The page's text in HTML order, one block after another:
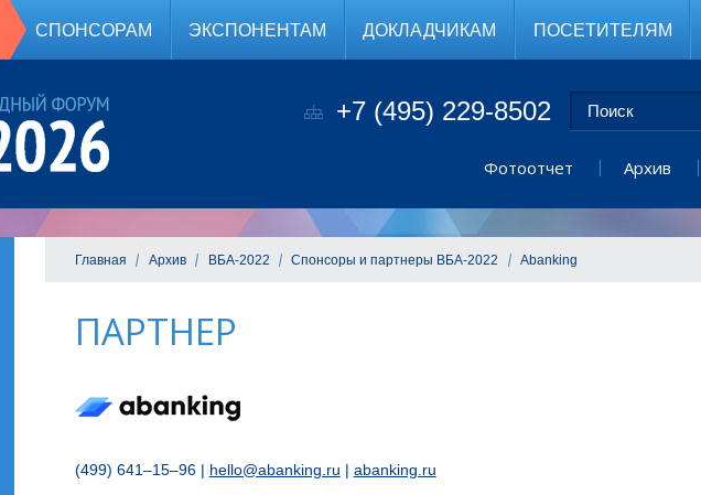
СПОНСОРАМ ЭКСПОНЕНТАМ ДОКЛАДЧИКАМ ПОСЕТИТЕЛЯМ
+7 (495) 229-8502
Фотоотчет Архив
Главная Архив ВБА-2022 Спонсоры и партнеры ВБА-2022 Abanking
ПАРТНЕР
(499) 641–15–96 | hello@abanking.ru | abanking.ru